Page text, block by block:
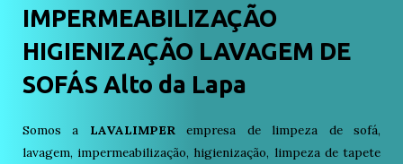
IMPERMEABILIZAÇÃO
HIGIENIZAÇÃO LAVAGEM DE
SOFÁS Alto da Lapa
Somos a LAVALIMPERempresa de limpeza de sofá,
lavagem, impermeabilização, higienização, limpeza de tapete